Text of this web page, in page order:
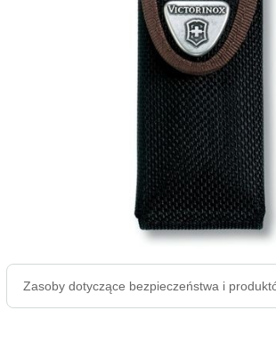
Zasoby dotyczące bezpieczeństwa i